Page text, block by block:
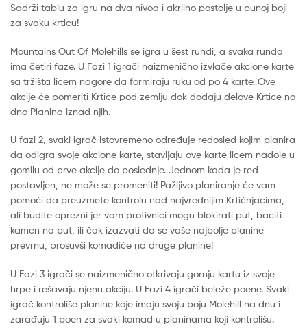
Sadrži tablu za igru na dva nivoa i akrilno postolje u punoj boji
za svaku krticu!
Mountains Out Of Molehills se igra u šest rundi, a svaka runda
ima četiri faze. U Fazi 1 igrači naizmenično izvlače akcione karte
sa tržišta licem nagore da formiraju ruku od po 4 karte. Ove
akcije će pomeriti Krtice pod zemlju dok dodaju delove Krtice na
dno Planina iznad njih.
U fazi 2, svaki igrač istovremeno određuje redosled kojim planira
da odigra svoje akcione karte, stavljaju ove karte licem nadole u
​​gomilu od prve akcije do poslednje. Jednom kada je red
postavljen, ne može se promeniti! Pažljivo planiranje će vam
pomoći da preuzmete kontrolu nad najvrednijim Krtičnjacima,
ali budite oprezni jer vam protivnici mogu blokirati put, baciti
kamen na put, ili čak izazvati da se vaše najbolje planine
prevrnu, prosuvši komadiće na druge planine!
U Fazi 3 igrači se naizmenično otkrivaju gornju kartu iz svoje
hrpe i rešavaju njenu akciju. U Fazi 4 igrači beleže poene. Svaki
igrač kontroliše planine koje imaju svoju boju Molehill na dnu i
zarađuju 1 poen za svaki komad u planinama koji kontrolišu.